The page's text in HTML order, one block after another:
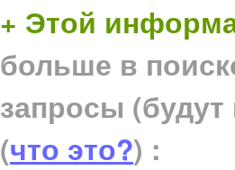
+ Этой
больше в
запросы
(что это?) :